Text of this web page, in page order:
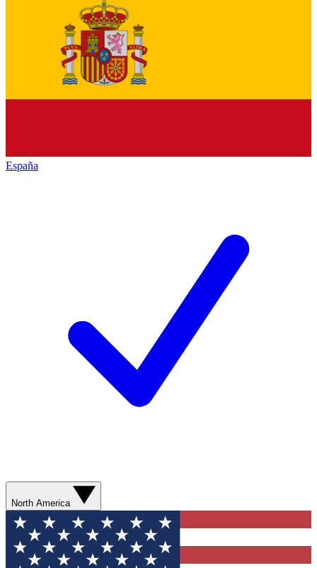
España
North America